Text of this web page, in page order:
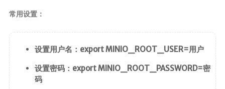
常用设置：
设置用户名：export MINIO_ROOT_USER=用户
设置密码：export MINIO_ROOT_PASSWORD=密
码